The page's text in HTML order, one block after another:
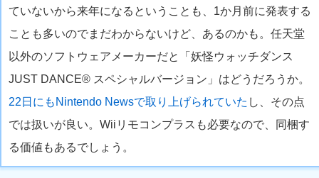
ていないから来年になるということも、1か月前に発表する
ことも多いのでまだわからないけど、あるのかも。任天堂
以外のソフトウェアメーカーだと「妖怪ウォッチダンス
JUST DANCE® スペシャルバージョン」はどうだろうか。
22日にもNintendo Newsで取り上げられていた し、その点
では扱いが良い。Wiiリモコンプラスも必要なので、同梱す
る価値もあるでしょう。